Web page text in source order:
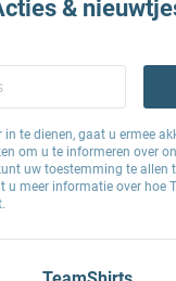
&
in te dienen, gaat u ermee
om u te informeren over
uw toestemming te allen
u meer informatie over hoe